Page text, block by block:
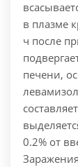
в плазме
ч после
печени,
0.2% от